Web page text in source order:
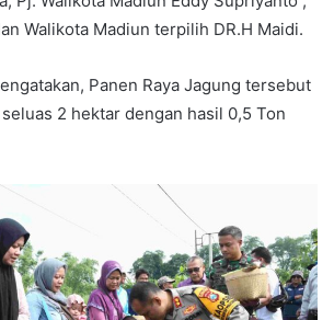
Walikota Madiun terpilih DR.H Maidi.
Panen Raya Jagung tersebut
2 hektar dengan hasil 0,5 Ton